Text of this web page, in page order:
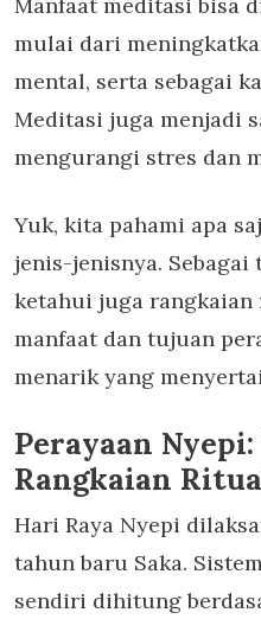
Manfaat meditasi bisa
mulai dari
mental, serta sebagai
Meditasi juga menjadi
mengurangi stres dan
Yuk, kita pahami apa
jenis-jenisnya. Sebagai
ketahui juga
manfaat dan tujuan
menarik yang
Perayaan
Rangkaian
Hari Raya Nyepi
tahun baru Saka.
sendiri dihitung